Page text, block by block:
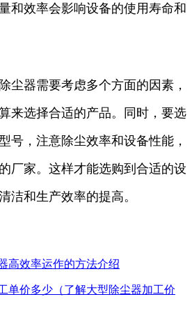
和效率会影响设备的使用寿命和
尘器需要考虑多个方面的因素，
来选择合适的产品。同时，要选
号，注意除尘效率和设备性能，
厂家。这样才能选购到合适的设
洁和生产效率的提高。
高效率运作的方法介绍
单价多少（了解大型除尘器加工价